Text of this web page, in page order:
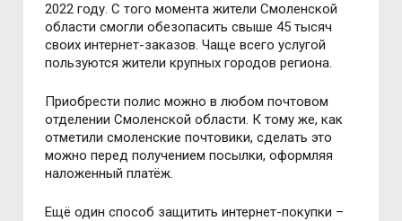
2022 году. С того момента жители Смоленской
области смогли обезопасить свыше 45 тысяч
своих интернет-заказов. Чаще всего услугой
пользуются жители крупных городов региона.
Приобрести полис можно в любом почтовом
отделении Смоленской области. К тому же, как
отметили смоленские почтовики, сделать это
можно перед получением посылки, оформляя
наложенный платёж.
Ещё один способ защитить интернет-покупки –